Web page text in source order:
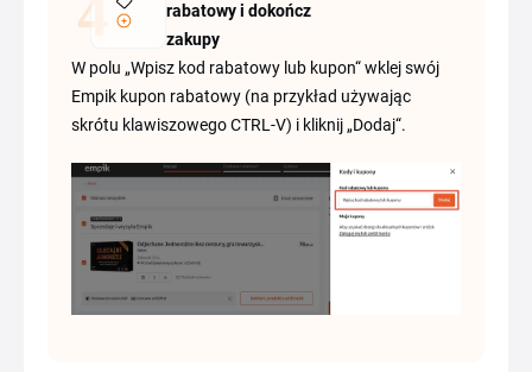
rabatowy i dokończ
zakupy
W polu „Wpisz kod rabatowy lub kupon“ wklej swój
Empik kupon rabatowy (na przykład używając
skrótu klawiszowego CTRL-V) i kliknij „Dodaj“.